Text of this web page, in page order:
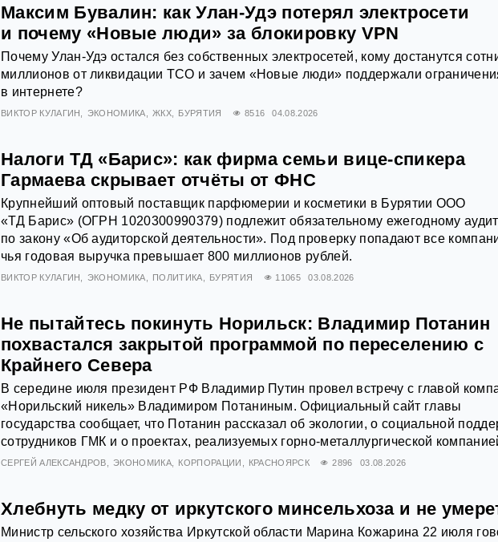
Максим Бувалин: как Улан-Удэ потерял электросети
и почему «Новые люди» за блокировку VPN
Почему Улан-Удэ остался без собственных электросетей, кому достанутся
миллионов от ликвидации ТСО и зачем «Новые люди» поддержали
в интернете?
ВИКТОР КУЛАГИН ЭКОНОМИКА ЖКХ БУРЯТИЯ 8516 04.08.2026
Налоги ТД «Барис»: как фирма семьи вице-спикера
Гармаева скрывает отчёты от ФНС
Крупнейший оптовый поставщик парфюмерии и косметики в Бурятии ООО
«ТД Барис» (ОГРН 1020300990379) подлежит обязательному ежегодному
по закону «Об аудиторской деятельности». Под проверку попадают все
чья годовая выручка превышает 800 миллионов рублей.
ВИКТОР КУЛАГИН ЭКОНОМИКА ПОЛИТИКА БУРЯТИЯ 11065 03.08.2026
Не пытайтесь покинуть Норильск: Владимир Потанин
похвастался закрытой программой по переселению с
Крайнего Севера
В середине июля президент РФ Владимир Путин провел встречу с главой
«Норильский никель» Владимиром Потаниным. Официальный сайт главы
государства сообщает, что Потанин рассказал об экологии, о социальной
сотрудников ГМК и о проектах, реализуемых горно-металлургической
СЕРГЕЙ АЛЕКСАНДРОВ ЭКОНОМИКА КОРПОРАЦИИ КРАСНОЯРСК 2896 03.08.2026
Хлебнуть медку от иркутского минсельхоза и не
Министр сельского хозяйства Иркутской области Марина Кожарина 22 июля